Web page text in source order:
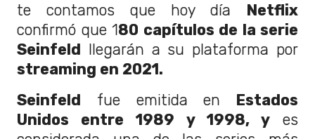
te contamos que hoy día Netflix
confirmó que 180 capítulos de la serie
Seinfeld llegarán a su plataforma por
streaming en 2021.
Seinfeld fue emitida en Estados
Unidos entre 1989 y 1998, yes